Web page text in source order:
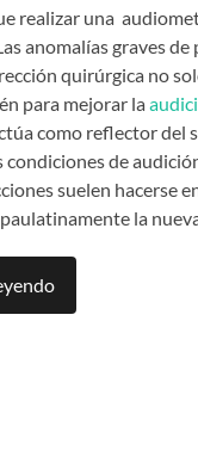
realizar una
anomalías graves
quirúrgica no
para mejorar la
como reflector del
condiciones de
suelen hacerse
la